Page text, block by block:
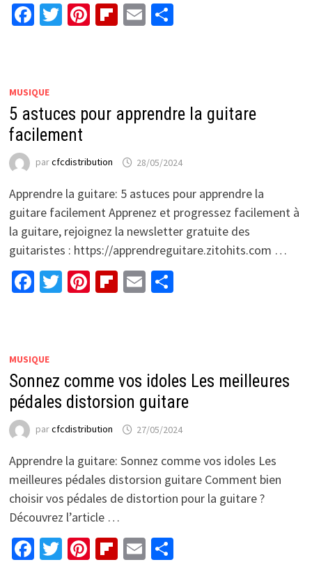
Facebook
Twitter
Pinterest
Flipboard
EmailPartager
MUSIQUE
5 astuces pour apprendre la guitare
facilement
parcfcdistribution 28/05/2024
Apprendre la guitare: 5 astuces pour apprendre la
guitare facilement Apprenez et progressez facilement à
la guitare, rejoignez la newsletter gratuite des
guitaristes : https://apprendreguitare.zitohits.com …
Facebook
Twitter
Pinterest
Flipboard
EmailPartager
MUSIQUE
Sonnez comme vos idoles Les meilleures
pédales distorsion guitare
parcfcdistribution 27/05/2024
Apprendre la guitare: Sonnez comme vos idoles Les
meilleures pédales distorsion guitare Comment bien
choisir vos pédales de distortion pour la guitare ?
Découvrez l’article …
Facebook
Twitter
Pinterest
Flipboard
EmailPartager